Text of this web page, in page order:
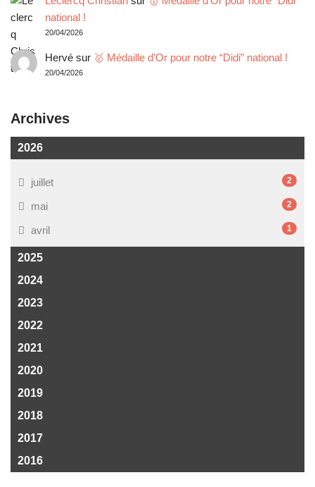
national !
20/04/2026
Hervésur 🥇 Médaille d’Or pour notre “Didi” national !
20/04/2026
Archives
2026
juillet 2
mai 2
avril 1
2025
2024
2023
2022
2021
2020
2019
2018
2017
2016